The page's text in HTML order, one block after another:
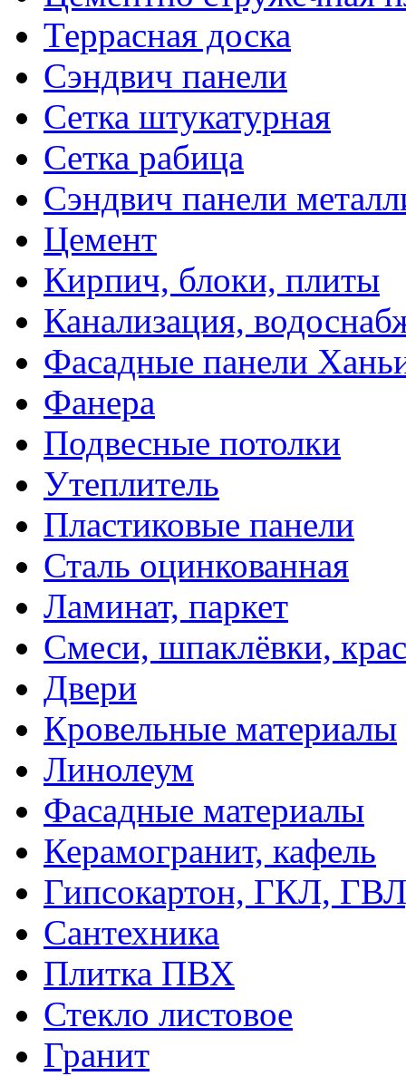
Террасная доска
Сэндвич панели
Сетка штукатурная
Сетка рабица
Сэндвич панели
Цемент
Кирпич, блоки, плиты
Канализация,
Фасадные панели
Фанера
Подвесные потолки
Утеплитель
Пластиковые панели
Сталь оцинкованная
Ламинат, паркет
Смеси, шпаклёвки,
Двери
Кровельные материалы
Линолеум
Фасадные материалы
Керамогранит, кафель
Гипсокартон, ГКЛ,
Сантехника
Плитка ПВХ
Стекло листовое
Гранит